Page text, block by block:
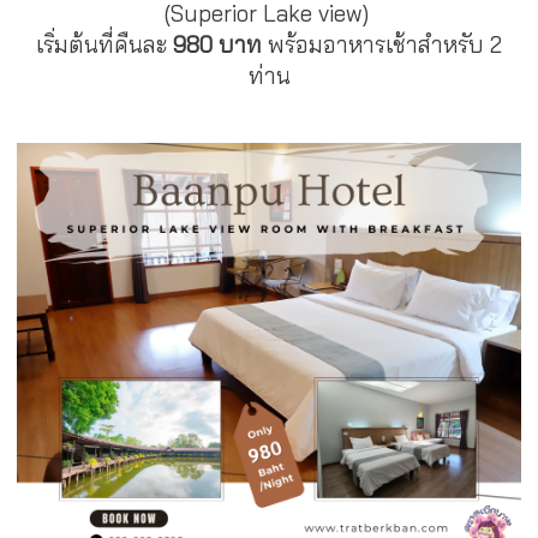
(Superior Lake view)
เริ่มต้นที่คืนละ 980 บาท พร้อมอาหารเช้าสำหรับ 2
ท่าน